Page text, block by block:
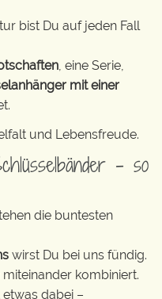
bist Du auf jeden Fall
, eine Serie,
mit einer
und Lebensfreude.
– so
die buntesten
wirst Du bei uns fündig.
kombiniert.
dabei –